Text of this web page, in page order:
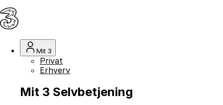
Mit 3
Privat
Erhverv
Mit 3 Selvbetjening